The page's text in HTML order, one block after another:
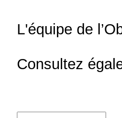
L'équipe de
Consultez